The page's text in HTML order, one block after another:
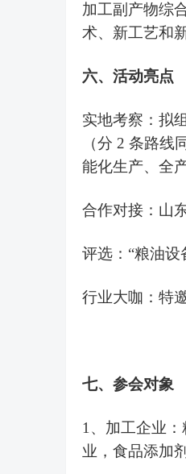
加工副产物综
术、新工艺和
六、活动亮点
实地考察： 拟
（分 2 条路
能化生产、全
合作对接：山
评选： “粮油
行业大咖：特
七、 参会对象
1、加工企业：
业，食品添加